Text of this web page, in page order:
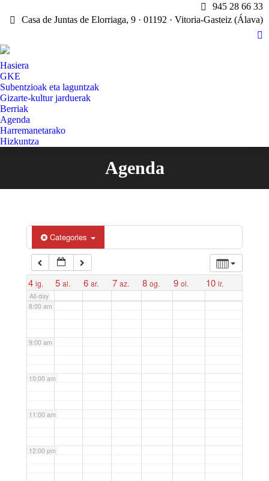
945 28 66 33
Casa de Juntas de Elorriaga, 9 · 01192 · Vitoria-Gasteiz (Álava)
X
Hasiera
GKE
Subentzioak eta laguntzak
Gizarte-kultur jarduerak
Berriak
Agenda
Harremanetarako
Hizkuntza
Agenda
You are here:
Categories
4 ig. 5 al. 6 ar. 7 az. 8 og. 9 ol. 10 lr.
All-day
12:00 am
2:00 am
3:00 am
6:00 am
7:00 am
8:00 am
9:00 am
10:00 am
11:00 am
12:00 pm